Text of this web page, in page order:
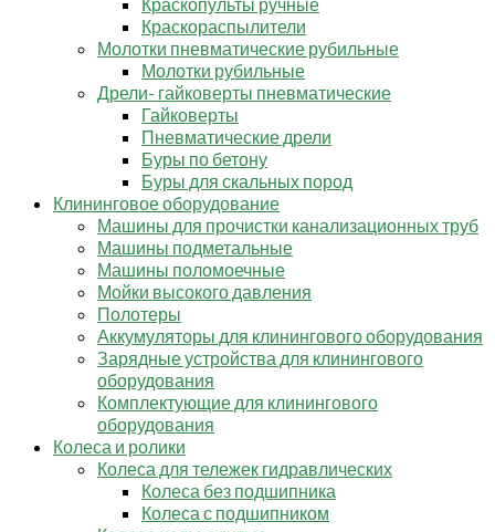
Краскораспылители
Молотки пневматические рубильные
Молотки рубильные
Дрели- гайковерты пневматические
Гайковерты
Пневматические дрели
Буры по бетону
Буры для скальных пород
Клининговое оборудование
Машины для прочистки канализационных труб
Машины подметальные
Машины поломоечные
Мойки высокого давления
Полотеры
Аккумуляторы для клинингового оборудования
Зарядные устройства для клинингового
оборудования
Комплектующие для клинингового
оборудования
Колеса и ролики
Колеса для тележек гидравлических
Колеса без подшипника
Колеса с подшипником